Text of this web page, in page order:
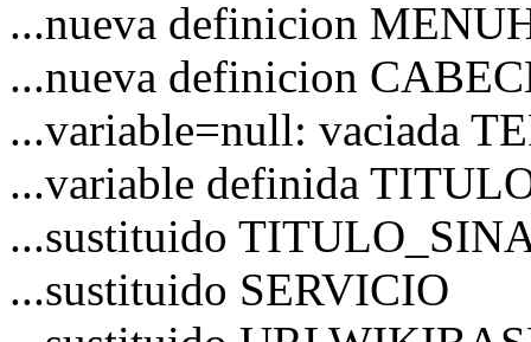
...nueva definicion
...nueva definicion
...variable=null: vaciada
...variable definida
...sustituido
...sustituido SERVICIO